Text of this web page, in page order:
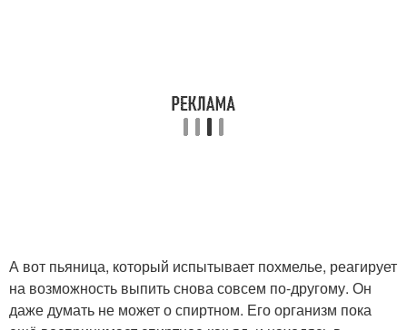
А вот пьяница, который испытывает похмелье, реагирует
на возможность выпить снова совсем по-другому. Он
даже думать не может о спиртном. Его организм пока